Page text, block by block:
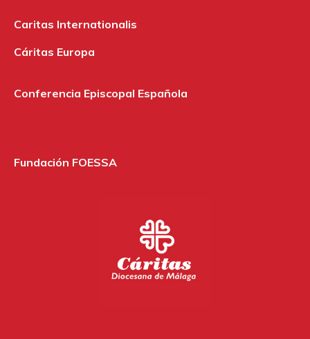
Caritas Internationalis
Cáritas Europa
Conferencia Episcopal Española
Fundación FOESSA